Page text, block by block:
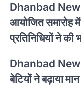
Dhanbad
आयोजित समारोह
प्रतिनिधियों ने की
Dhanbad
बेटियों ने बढ़ाया मान